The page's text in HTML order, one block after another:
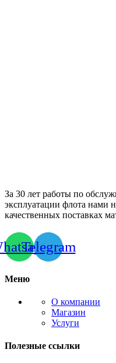
За 30 лет работы по
эксплуатации флота нами
качественных поставках
Telegram
Меню
О компании
Магазин
Услуги
Полезные ссылки